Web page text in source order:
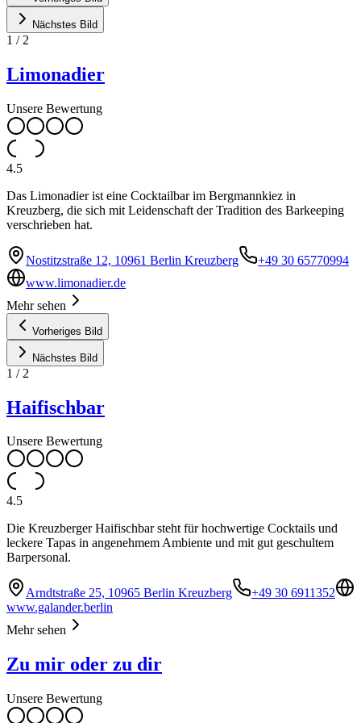
Nächstes Bild
1 / 2
Limonadier
Unsere Bewertung
4.5
Das Limonadier ist eine Cocktailbar im Bergmannkiez in
Kreuzberg, die sich mit Leidenschaft der Tradition des Barkeeping
verschrieben hat.
Nostitzstraße 12, 10961 Berlin Kreuzberg
+49 30 65770994
www.limonadier.de
Mehr sehen
Vorheriges Bild
Nächstes Bild
1 / 2
Haifischbar
Unsere Bewertung
4.5
Die Kreuzberger Haifischbar steht für hochwertige Cocktails und
leckere Tapas in angenehmem Ambiente und mit gut geschultem
Barpersonal.
Arndtstraße 25, 10965 Berlin Kreuzberg
+49 30 6911352
www.galander.berlin
Mehr sehen
Zu mir oder zu dir
Unsere Bewertung